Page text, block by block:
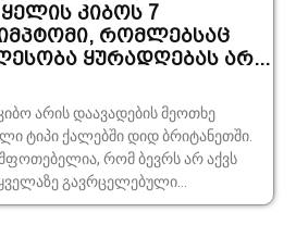
კიბოს 7
რომლებსაც
ყურადღებას არ...
არის დაავადების მეოთხე
ტიპი ქალებში დიდ ბრიტანეთში.
რომ ბევრს არ აქვს
გავრცელებული...